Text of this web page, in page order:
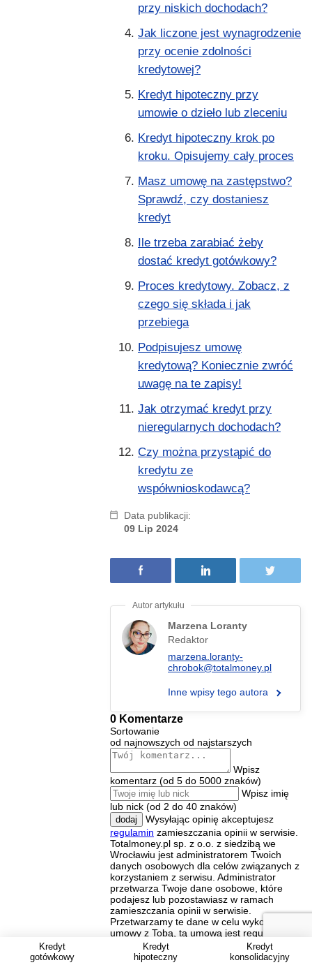
przy niskich dochodach?
Jak liczone jest wynagrodzenie
przy ocenie zdolności
kredytowej?
Kredyt hipoteczny przy
umowie o dzieło lub zleceniu
Kredyt hipoteczny krok po
kroku. Opisujemy cały proces
Masz umowę na zastępstwo?
Sprawdź, czy dostaniesz
kredyt
Ile trzeba zarabiać żeby
dostać kredyt gotówkowy?
Proces kredytowy. Zobacz, z
czego się składa i jak
przebiega
Podpisujesz umowę
kredytową? Koniecznie zwróć
uwagę na te zapisy!
Jak otrzymać kredyt przy
nieregularnych dochodach?
Czy można przystąpić do
kredytu ze
współwnioskodawcą?
Data publikacji:
09 Lip 2024
Marzena Loranty
Redaktor
marzena.loranty-
chrobok@totalmoney.pl
Inne wpisy tego autora
0 Komentarze
Sortowanie
od najnowszych od najstarszych
Wpisz
komentarz (od 5 do 5000 znaków)
Wpisz imię
lub nick (od 2 do 40 znaków)
dodaj
Wysyłając opinię akceptujesz
regulamin zamieszczania opinii w serwisie.
Totalmoney.pl sp. z o.o. z siedzibą we
Wrocławiu jest administratorem Twoich
danych osobowych dla celów związanych z
korzystaniem z serwisu. Administrator
przetwarza Twoje dane osobowe, które
podajesz lub pozostawiasz w ramach
zamieszczania opinii w serwisie.
Przetwarzamy te dane w celu wykonania
umowy z Tobą, tą umową jest regulamin
zamieszczania opinii w serwisie. Podstawą
prawną przetwarzania jest art. 6 ust. 1 lit b)
Kredyt
gotówkowy
Kredyt
hipoteczny
Kredyt
konsolidacyjny